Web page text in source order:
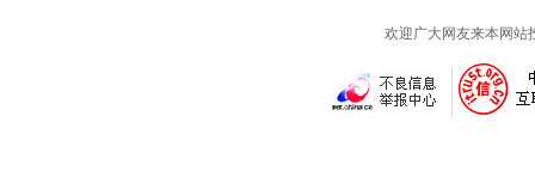
欢迎广大网友来本网站